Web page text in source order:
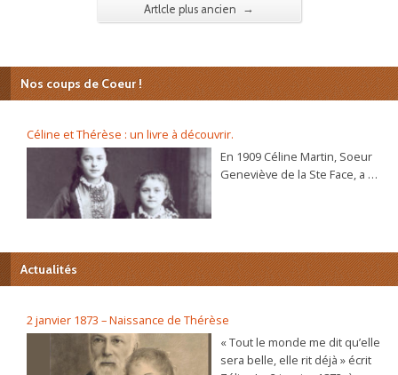
Artlcle plus ancien →
Nos coups de Coeur !
Céline et Thérèse : un livre à découvrir.
En 1909 Céline Martin, Soeur
Geneviève de la Ste Face, a 40
béatification va s’ouvrir
bientôt. C’est alors que la
demande d’écrire sa propre
autobiographie. Dans ce récit
plein de vie et d’humour elle
raconte, de sa naissance à sa
Actualités
2 janvier 1873 – Naissance de Thérèse
« Tout le monde me dit qu’elle
sera belle, elle rit déjà » écrit